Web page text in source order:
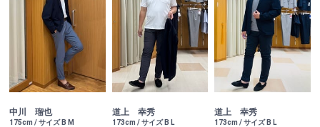
中川 瑠也
175cm / サイズ B M
道上 幸秀
173cm / サイズ B L
道上 幸秀
173cm / サイズ B L